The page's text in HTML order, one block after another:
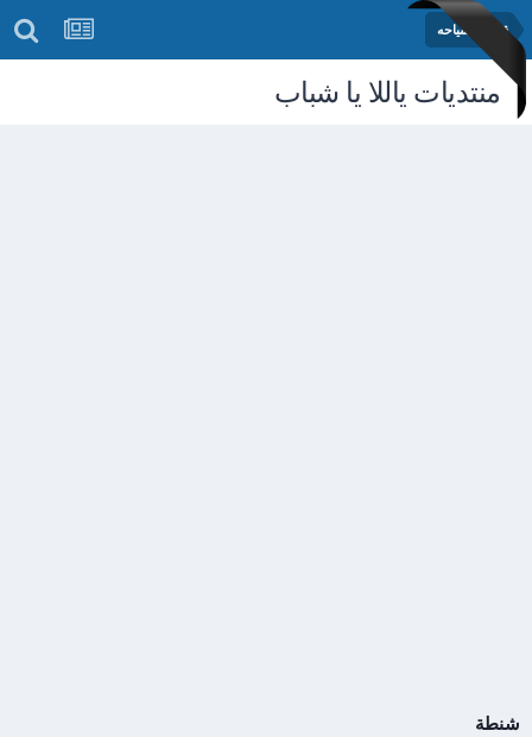
قسم السياحه
منتديات ياللا يا شباب
شنطة